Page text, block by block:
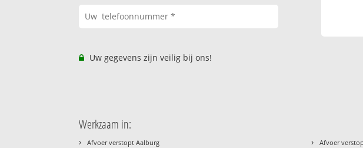
Uw gegevens zijn veilig bij ons!
Werkzaam in:
› Afvoer verstopt Aalburg › Afvoer